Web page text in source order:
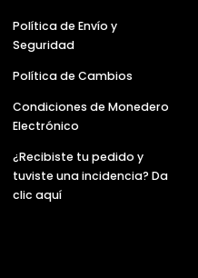
Política de Envío y
Seguridad
Política de Cambios
Condiciones de Monedero
Electrónico
¿Recibiste tu pedido y
tuviste una incidencia? Da
clic aquí